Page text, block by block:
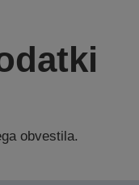
obvestila.